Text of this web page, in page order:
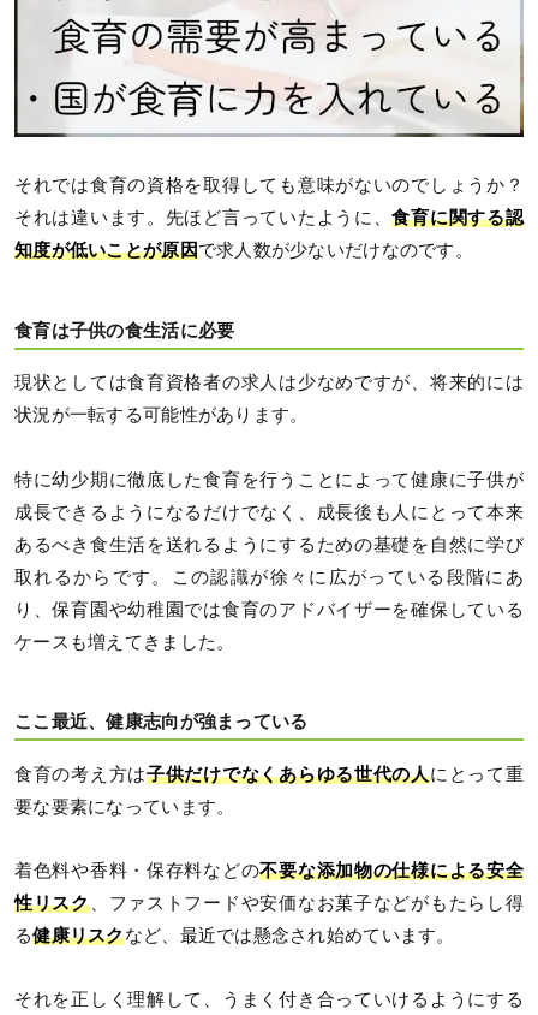
それでは食育の資格を取得しても意味がないのでしょうか？
それは違います。先ほど言っていたように、食育に関する認
知度が低いことが原因で求人数が少ないだけなのです。
食育は子供の食生活に必要
現状としては食育資格者の求人は少なめですが、将来的には
状況が一転する可能性があります。
特に幼少期に徹底した食育を行うことによって健康に子供が
成長できるようになるだけでなく、成長後も人にとって本来
あるべき食生活を送れるようにするための基礎を自然に学び
取れるからです。この認識が徐々に広がっている段階にあ
り、保育園や幼稚園では食育のアドバイザーを確保している
ケースも増えてきました。
ここ最近、健康志向が強まっている
食育の考え方は子供だけでなくあらゆる世代の人にとって重
要な要素になっています。
着色料や香料・保存料などの不要な添加物の仕様による安全
性リスク、ファストフードや安価なお菓子などがもたらし得
る健康リスクなど、最近では懸念され始めています。
それを正しく理解して、うまく付き合っていけるようにする